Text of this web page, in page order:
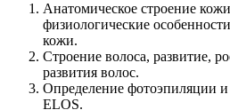
Анатомическое строение
физиологические
кожи.
Строение волоса, развитие,
развития волос.
Определение фотоэпиляции
ELOS.